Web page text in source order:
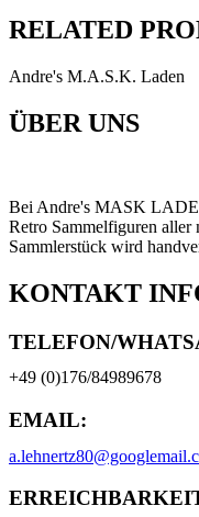
RELATED
Andre's M.A.S.K. Laden
ÜBER UNS
Bei Andre's MASK
Retro Sammelfiguren aller
Sammlerstück wird
KONTAKT
TELEFON/
+49 (0)176/84989678
EMAIL: